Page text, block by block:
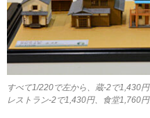
すべて1/220で左から、蔵-2で1,430
レストラン-2で1,430円、食堂1,760円